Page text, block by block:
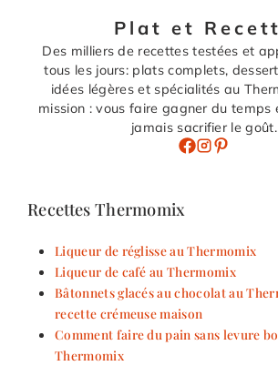
Plat et
Des milliers de recettes testées et
tous les jours: plats complets,
idées légères et spécialités au
mission : vous faire gagner du temps
jamais sacrifier le goût.
Recettes Thermomix
Liqueur de réglisse au Thermomix
Liqueur de café au Thermomix
Bâtonnets glacés au chocolat au
recette crémeuse maison
Comment faire du pain sans levure
Thermomix